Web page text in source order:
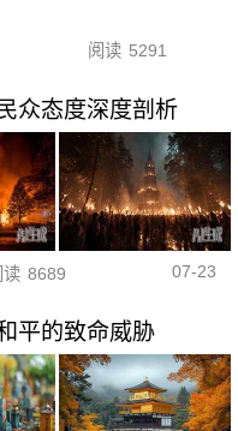
阅读 5291
众态度深度剖析
读 8689 07-23
平的致命威胁